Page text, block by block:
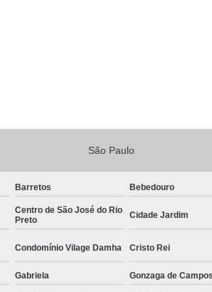
São Paulo
Barretos Bebedouro
Centro de São José do Rio
Preto
Cidade Jardim
Condomínio Vilage Damha Cristo Rei
Gabriela Gonzaga de Campos